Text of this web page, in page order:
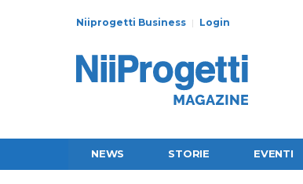
Niiprogetti Business Login
NEWS STORIE EVENTI